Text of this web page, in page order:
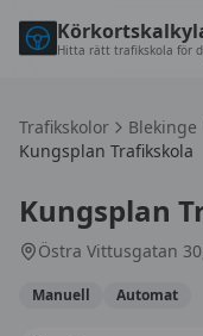
Hitta rätt trafikskola för
Trafikskolor Blekinge
Kungsplan Trafikskola
Kungsplan
Östra Vittusgatan
Manuell Automat